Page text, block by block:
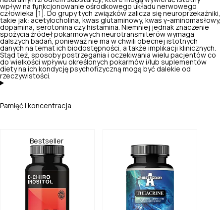
wpływ na funkcjonowanie ośrodkowego układu nerwowego
człowieka [1]. Do grupy tych związków zalicza się neuroprzekaźniki,
takie jak: acetylocholina, kwas glutaminowy, kwas γ-aminomasłowy,
dopamina, serotonina czy histamina. Niemniej jednak znaczenie
spożycia źródeł pokarmowych neurotransmiterów wymaga
dalszych badań, ponieważ nie ma w chwili obecnej istotnych
danych na temat ich biodostępności, a także implikacji klinicznych.
Stąd też, sposoby postrzegania i oczekiwania wielu pacjentów co
do wielkości wpływu określonych pokarmów i/lub suplementów
diety na ich kondycję psychofizyczną mogą być dalekie od
rzeczywistości.
Pamięć i koncentracja
Bestseller